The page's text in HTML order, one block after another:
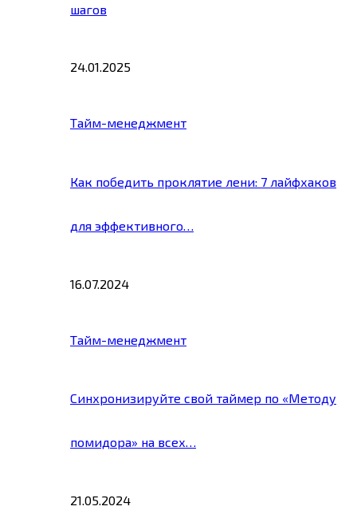
шагов
24.01.2025
Тайм-менеджмент
Как победить проклятие лени: 7 лайфхаков
для эффективного…
16.07.2024
Тайм-менеджмент
Синхронизируйте свой таймер по «Методу
помидора» на всех…
21.05.2024